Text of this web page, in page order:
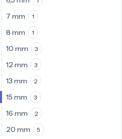
7 mm 1
8 mm 1
10 mm 3
12 mm 3
13 mm 2
15 mm 3
16 mm 2
20 mm 5